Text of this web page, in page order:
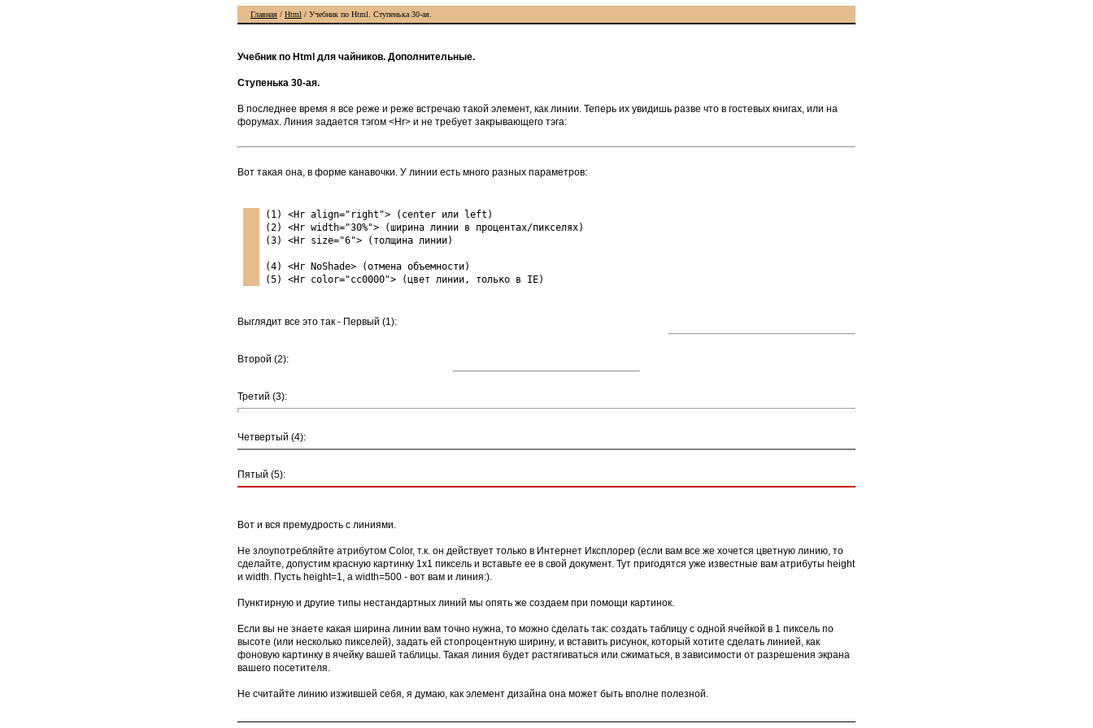
Главная / Html / Учебник по Html. Ступенька 30-ая.
Учебник по Html для чайников. Дополнительные.
Ступенька 30-ая.
В последнее время я все реже и реже встречаю такой элемент, как линии. Теперь их увидишь разве что в гостевых книгах, или на
форумах. Линия задается тэгом <Hr> и не требует закрывающего тэга:
Вот такая она, в форме канавочки. У линии есть много разных параметров:
(1) <Hr align="right"> (center или left)
(2) <Hr width="30%"> (ширина линии в процентах/пикселях)
(3) <Hr size="6"> (толщина линии)
(4) <Hr NoShade> (отмена объемности)
(5) <Hr color="cc0000"> (цвет линии, только в IE)
Выглядит все это так - Первый (1):
Второй (2):
Третий (3):
Четвертый (4):
Пятый (5):
Вот и вся премудрость с линиями.
Не злоупотребляйте атрибутом Color, т.к. он действует только в Интернет Иксплорер (если вам все же хочется цветную линию, то
сделайте, допустим красную картинку 1x1 пиксель и вставьте ее в свой документ. Тут пригодятся уже известные вам атрибуты height
и width. Пусть height=1, а width=500 - вот вам и линия:).
Пунктирную и другие типы нестандартных линий мы опять же создаем при помощи картинок.
Если вы не знаете какая ширина линии вам точно нужна, то можно сделать так: создать таблицу с одной ячейкой в 1 пиксель по
высоте (или несколько пикселей), задать ей стопроцентную ширину, и вставить рисунок, который хотите сделать линией, как
фоновую картинку в ячейку вашей таблицы. Такая линия будет растягиваться или сжиматься, в зависимости от разрешения экрана
вашего посетителя.
Не считайте линию изжившей себя, я думаю, как элемент дизайна она может быть вполне полезной.